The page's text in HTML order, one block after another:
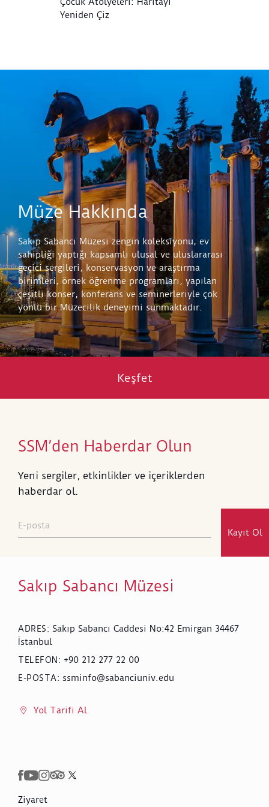
Yeniden Çiz
Müze Hakkında
Sakıp Sabancı Müzesi zengin koleksiyonu, ev
sahipliği yaptığı kapsamlı ulusal ve uluslararası
geçici sergileri, konservasyon ve araştırma
birimleri, örnek öğrenme programları, yapılan
çeşitli konser, konferans ve seminerleriyle çok
yönlü bir Müzecilik deneyimi sunmaktadır.
Keşfet
SSM’den Haberdar Olun
Yeni sergiler, etkinlikler ve içeriklerden
haberdar ol.
Kayıt Ol
Sakıp Sabancı Müzesi
ADRES: Sakıp Sabancı Caddesi No:42 Emirgan 34467
İstanbul
TELEFON : +90 212 277 22 00
E-POSTA: ssminfo@sabanciuniv.edu
Yol Tarifi Al
Ziyaret